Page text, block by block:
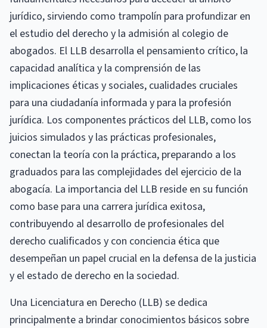
jurídico, sirviendo como trampolín para profundizar en
el estudio del derecho y la admisión al colegio de
abogados. El LLB desarrolla el pensamiento crítico, la
capacidad analítica y la comprensión de las
implicaciones éticas y sociales, cualidades cruciales
para una ciudadanía informada y para la profesión
jurídica. Los componentes prácticos del LLB, como los
juicios simulados y las prácticas profesionales,
conectan la teoría con la práctica, preparando a los
graduados para las complejidades del ejercicio de la
abogacía. La importancia del LLB reside en su función
como base para una carrera jurídica exitosa,
contribuyendo al desarrollo de profesionales del
derecho cualificados y con conciencia ética que
desempeñan un papel crucial en la defensa de la justicia
y el estado de derecho en la sociedad.
Una Licenciatura en Derecho (LLB) se dedica
principalmente a brindar conocimientos básicos sobre